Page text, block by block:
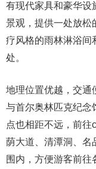
有现代家具和豪华设
景观，提供一处放松
疗风格的雨林淋浴间
处。
地理位置优越，交通
与首尔奥林匹克纪念
点也相距不远，前
荫大道、清潭洞、名
围内，方便游客前往